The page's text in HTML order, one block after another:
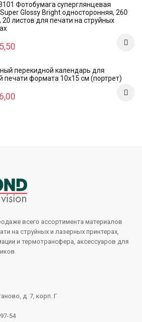
Фотобумага суперглянцевая
Glossy Bright односторонняя, 260
листов для печати на струйных
перекидной календарь для
печати формата 10x15 см (портрет)
всего ассортимента материалов
на струйных и лазерных принтерах,
и термотрансфера, аксессуаров для
д. 7, корп. Г
54